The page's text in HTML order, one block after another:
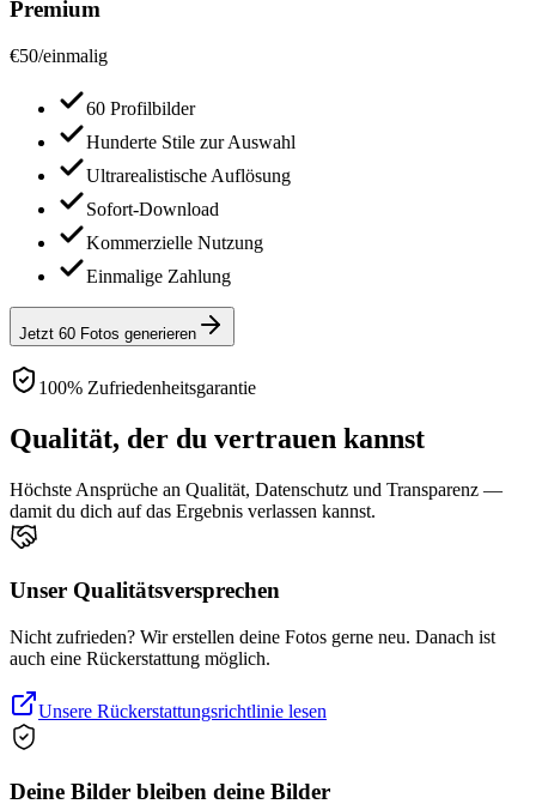
Premium
€50/einmalig
60 Profilbilder
Hunderte Stile zur Auswahl
Ultrarealistische Auflösung
Sofort-Download
Kommerzielle Nutzung
Einmalige Zahlung
Jetzt 60 Fotos generieren
100% Zufriedenheitsgarantie
Qualität, der du vertrauen kannst
Höchste Ansprüche an Qualität, Datenschutz und Transparenz —
damit du dich auf das Ergebnis verlassen kannst.
Unser Qualitätsversprechen
Nicht zufrieden? Wir erstellen deine Fotos gerne neu. Danach ist
auch eine Rückerstattung möglich.
Unsere Rückerstattungsrichtlinie lesen
Deine Bilder bleiben deine Bilder